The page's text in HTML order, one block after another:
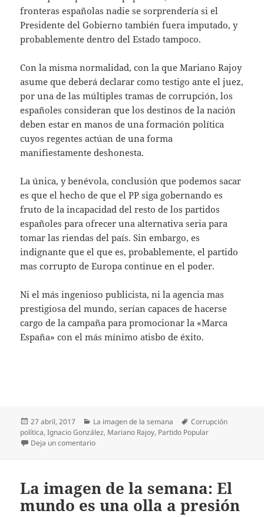
fronteras españolas nadie se sorprendería si el
Presidente del Gobierno también fuera imputado, y
probablemente dentro del Estado tampoco.
Con la misma normalidad, con la que Mariano Rajoy
asume que deberá declarar como testigo ante el juez,
por una de las múltiples tramas de corrupción, los
españoles consideran que los destinos de la nación
deben estar en manos de una formación política
cuyos regentes actúan de una forma
manifiestamente deshonesta.
La única, y benévola, conclusión que podemos sacar
es que el hecho de que el PP siga gobernando es
fruto de la incapacidad del resto de los partidos
españoles para ofrecer una alternativa seria para
tomar las riendas del país. Sin embargo, es
indignante que el que es, probablemente, el partido
mas corrupto de Europa continue en el poder.
Ni el más ingenioso publicista, ni la agencia mas
prestigiosa del mundo, serían capaces de hacerse
cargo de la campaña para promocionar la «Marca
España» con el más mínimo atisbo de éxito.
Publicado
el
27 abril, 2017 Categorías
La imagen de la semana Etiquetas
Corrupción
política,Ignacio González, Mariano Rajoy, Partido Popular
Deja un comentarioen La imagen de la semana: Todos a la carcel
La imagen de la semana: El
mundo es una olla a presión